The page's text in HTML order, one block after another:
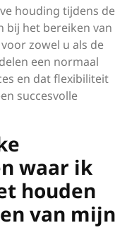
houding tijdens de
bij het bereiken van
zowel u als de
een normaal
en dat flexibiliteit
succesvolle
waar ik
houden
van mijn